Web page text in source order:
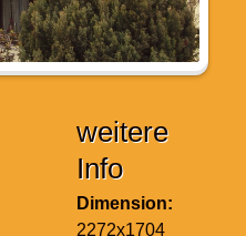
weitere
Info
Dimension:
2272x1704